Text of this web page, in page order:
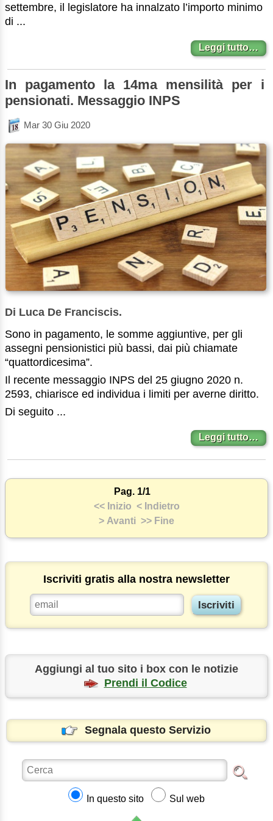
settembre, il legislatore ha innalzato l’importo minimo
di ...
Leggi tutto…
In pagamento la 14ma mensilità per i
pensionati. Messaggio INPS
Mar 30 Giu 2020
Di Luca De Franciscis.
Sono in pagamento, le somme aggiuntive, per gli
assegni pensionistici più bassi, dai più chiamate
“quattordicesima”.
Il recente messaggio INPS del 25 giugno 2020 n.
2593, chiarisce ed individua i limiti per averne diritto.
Di seguito ...
Leggi tutto…
Pag. 1/1
<< Inizio < Indietro
> Avanti >> Fine
Iscriviti gratis alla nostra newsletter
Aggiungi al tuo sito i box con le notizie
Prendi il Codice
Segnala questo Servizio
In questo sito Sul web